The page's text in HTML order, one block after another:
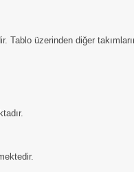
Tablo üzerinden diğer